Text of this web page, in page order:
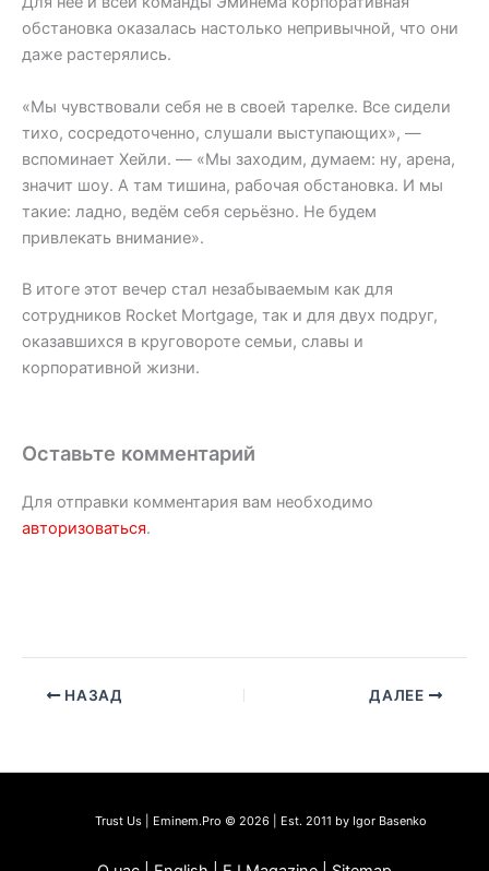
обстановка оказалась настолько непривычной, что они
даже растерялись.
«Мы чувствовали себя не в своей тарелке. Все сидели
тихо, сосредоточенно, слушали выступающих», —
вспоминает Хейли. — «Мы заходим, думаем: ну, арена,
значит шоу. А там тишина, рабочая обстановка. И мы
такие: ладно, ведём себя серьёзно. Не будем
привлекать внимание».
В итоге этот вечер стал незабываемым как для
сотрудников Rocket Mortgage, так и для двух подруг,
оказавшихся в круговороте семьи, славы и
корпоративной жизни.
Оставьте комментарий
Для отправки комментария вам необходимо
авторизоваться.
НАЗАД ДАЛЕЕ
Trust Us | Eminem.Pro © 2026 | Est. 2011 by Igor Basenko